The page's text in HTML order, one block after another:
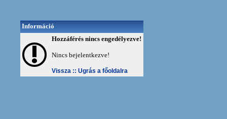
Információ
Hozzáférés nincs engedélyezve!
Nincs bejelentkezve!
Vissza :: Ugrás a főoldalra